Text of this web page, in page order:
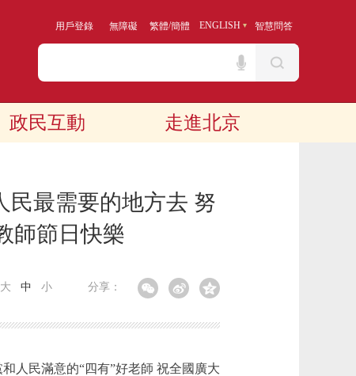
用戶登錄 無障礙 繁體/簡體 ENGLISH 智慧問答
政民互動 走進北京
民最需要的地方去 努
師節日快樂
分享：
大 中 小
人民滿意的“四有”好老師 祝全國廣大